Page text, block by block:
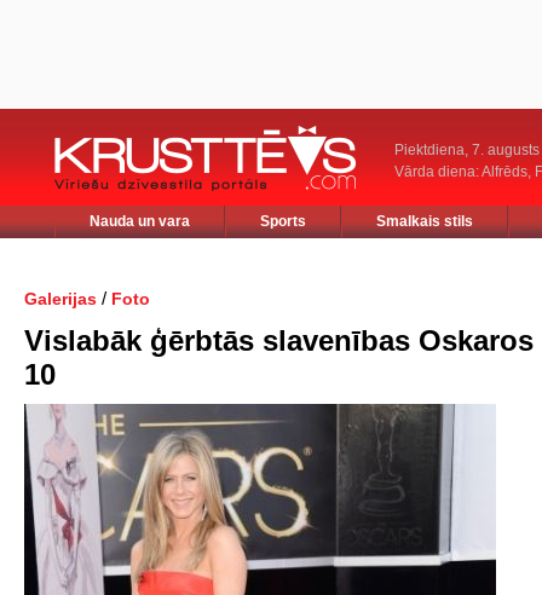
Piektdiena, 7. augusts
Vārda diena: Alfrēds,
Nauda un vara Sports Smalkais stils
Galerijas / Foto
Vislabāk ģērbtās slavenības Oskaros
10